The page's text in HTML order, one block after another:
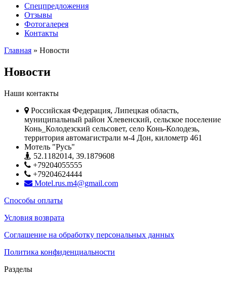
Спецпредложения
Отзывы
Фотогалерея
Контакты
Главная » Новости
Новости
Наши контакты
Российская Федерация, Липецкая область,
муниципальный район Хлевенский, сельское поселение
Конь_Колодезский сельсовет, село Конь-Колодезь,
территория автомагистрали м-4 Дон, километр 461
Мотель "Русь"
52.1182014, 39.1879608
+79204055555
+79204624444
Motel.rus.m4@gmail.com
Способы оплаты
Условия возврата
Соглашение на обработку персональных данных
Политика конфиденциальности
Разделы